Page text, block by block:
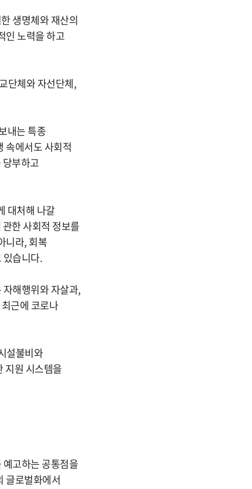
생명체와 재산의
인 노력을 하고
단체와 자선단체,
내는 특종
속에서도 사회적
부하고
대처해 나갈
한 사회적 정보를
니라, 회복
있습니다.
해행위와 자살과,
근에 코로나
설불비와
지원 시스템을
고하는 공통점을
글로벌화에서